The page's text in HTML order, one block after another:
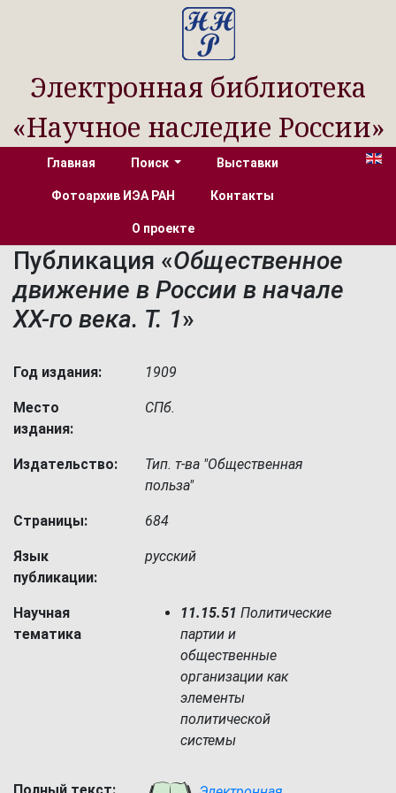
Электронная библиотека
«Научное наследие России»
Главная Поиск Выставки
Фотоархив ИЭА РАН Контакты
О проекте
Публикация «Общественное
движение в России в начале
XX-го века. Т. 1»
Год издания: 1909
Место
издания:
СПб.
Издательство:
Тип. т-ва "Общественная
польза"
Страницы: 684
Язык
публикации:
русский
Научная
тематика
11.15.51 Политические
партии и
общественные
организации как
элементы
политической
системы